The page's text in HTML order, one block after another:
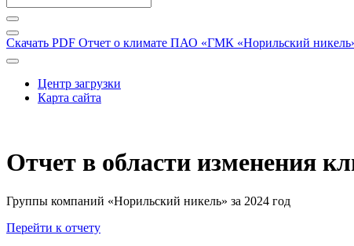
Скачать PDF Отчет о климате ПАО «ГМК «Норильский никель»
Центр загрузки
Карта сайта
Отчет в области изменения
Группы компаний «Норильский никель» за 2024 год
Перейти к отчету